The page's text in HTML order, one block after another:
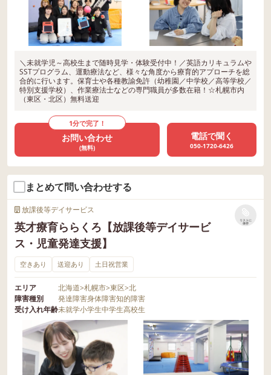
＼未就学児～高校生まで随時見学・体験受付中！／英語カリキュラムや
SSTプログラム、運動療法など、様々な角度から療育的アプローチを総
合的に行います。保育士や各種教諭免許（幼稚園／中学校／高等学校／
特別支援学校）、作業療法士などの専門職員が多数在籍！☆札幌市内
（東区・北区）無料送迎
1分で完了！
お問い合わせ
(無料)
電話で聞く
050-1720-6426
まとめて問い合わせする
放課後等デイサービス
英才療育ららくろ【放課後等デイサービ
ス・児童発達支援】
リストに
保存
空きあり 送迎あり 土日祝営業
エリア 北海道>札幌市>東区>北
障害種別
発達障害身体障害知的障害
受け入れ年齢未就学小学生中学生高校生